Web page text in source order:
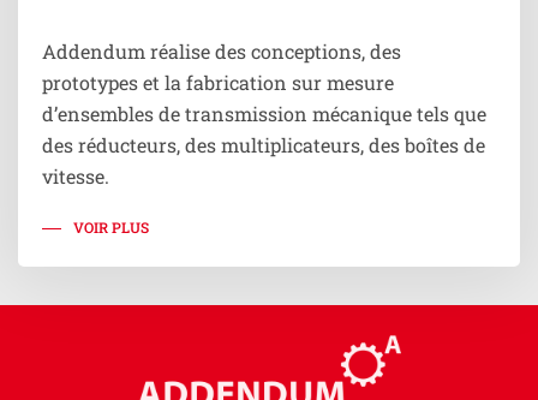
Addendum réalise des conceptions, des
prototypes et la fabrication sur mesure
d’ensembles de transmission mécanique tels que
des réducteurs, des multiplicateurs, des boîtes de
vitesse.
VOIR PLUS